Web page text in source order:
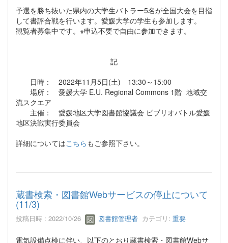
予選を勝ち抜いた県内の大学生バトラー5名が全国大会を目指
して書評合戦を行います。愛媛大学の学生も参加します。
観覧者募集中です。※申込不要で自由に参加できます。
記
日時： 2022年11月5日(土) 13:30～15:00
場所： 愛媛大学 E.U. Regional Commons 1階 地域交
流スクエア
主催： 愛媛地区大学図書館協議会 ビブリオバトル愛媛
地区決戦実行委員会
詳細についてはこちら もご参照下さい。
蔵書検索・図書館Webサービスの停止について
(11/3)
投稿日時 : 2022/10/26 図書館管理者 カテゴリ: 重要
電気設備点検に伴い、以下のとおり蔵書検索・図書館Webサ